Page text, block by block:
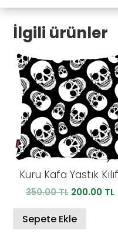
adet
İlgili ürünler
Kuru Kafa Yastık
350.00TL Orijinal
350.00 TL.
200.00 TL
Sepete Ekle